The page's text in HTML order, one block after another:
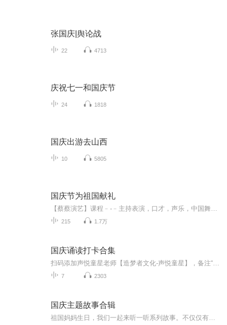
张国庆|舆论战
22 4713
庆祝七一和国庆节
24 1818
国庆出游去山西
10 5805
国庆节为祖国献礼
215 1.7万
国庆诵读打卡合集
7 2303
国庆主题故事合辑